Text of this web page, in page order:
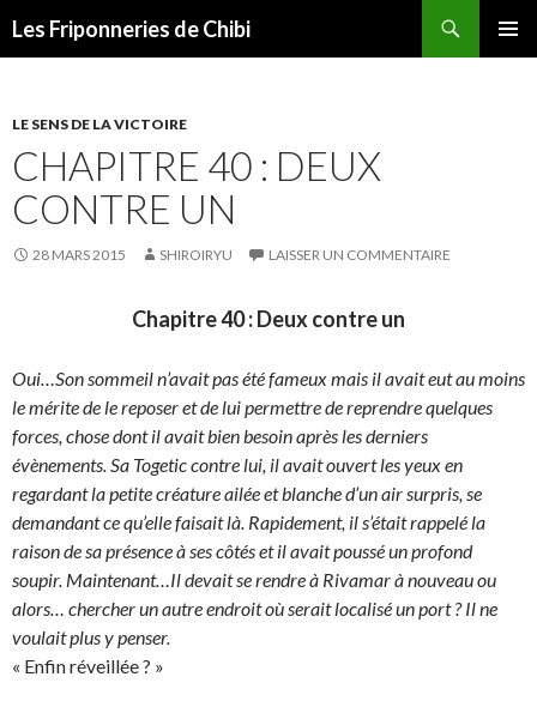
Les Friponneries de Chibi
LE SENS DE LA VICTOIRE
CHAPITRE 40 : DEUX
CONTRE UN
28 MARS 2015 SHIROIRYU LAISSER UN COMMENTAIRE
Chapitre 40 : Deux contre un
Oui…Son sommeil n’avait pas été fameux mais il avait eut au moins
le mérite de le reposer et de lui permettre de reprendre quelques
forces, chose dont il avait bien besoin après les derniers
évènements. Sa Togetic contre lui, il avait ouvert les yeux en
regardant la petite créature ailée et blanche d’un air surpris, se
demandant ce qu’elle faisait là. Rapidement, il s’était rappelé la
raison de sa présence à ses côtés et il avait poussé un profond
soupir. Maintenant…Il devait se rendre à Rivamar à nouveau ou
alors… chercher un autre endroit où serait localisé un port ? Il ne
voulait plus y penser.
« Enfin réveillée ? »